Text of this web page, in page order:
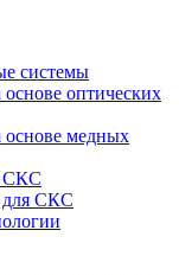
системы
оптических
медных
СКС
для СКС